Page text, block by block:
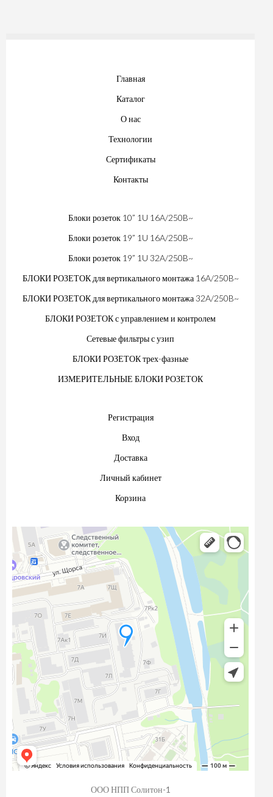
Главная
Каталог
О нас
Технологии
Сертификаты
Контакты
Блоки розеток 10” 1U 16A/250B~
Блоки розеток 19” 1U 16A/250B~
Блоки розеток 19” 1U 32A/250B~
БЛОКИ РОЗЕТОК для вертикального монтажа 16A/250B~
БЛОКИ РОЗЕТОК для вертикального монтажа 32A/250B~
БЛОКИ РОЗЕТОК с управлением и контролем
Сетевые фильтры с узип
БЛОКИ РОЗЕТОК трех-фазные
ИЗМЕРИТЕЛЬНЫЕ БЛОКИ РОЗЕТОК
Регистрация
Вход
Доставка
Личный кабинет
Корзина
ООО НПП Солитон-1